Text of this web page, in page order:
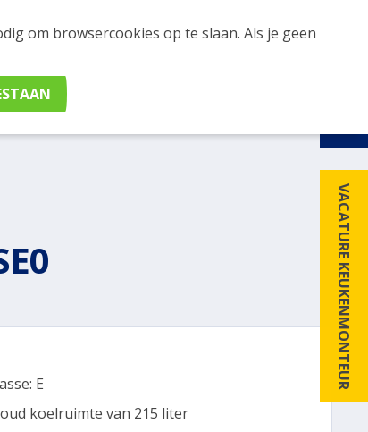
VACATURE KEUKENMONTEUR
en merken met elkaar. Klik hier voor
E
koelruimte van 215 liter
om browsercookies op te slaan. Als je geen